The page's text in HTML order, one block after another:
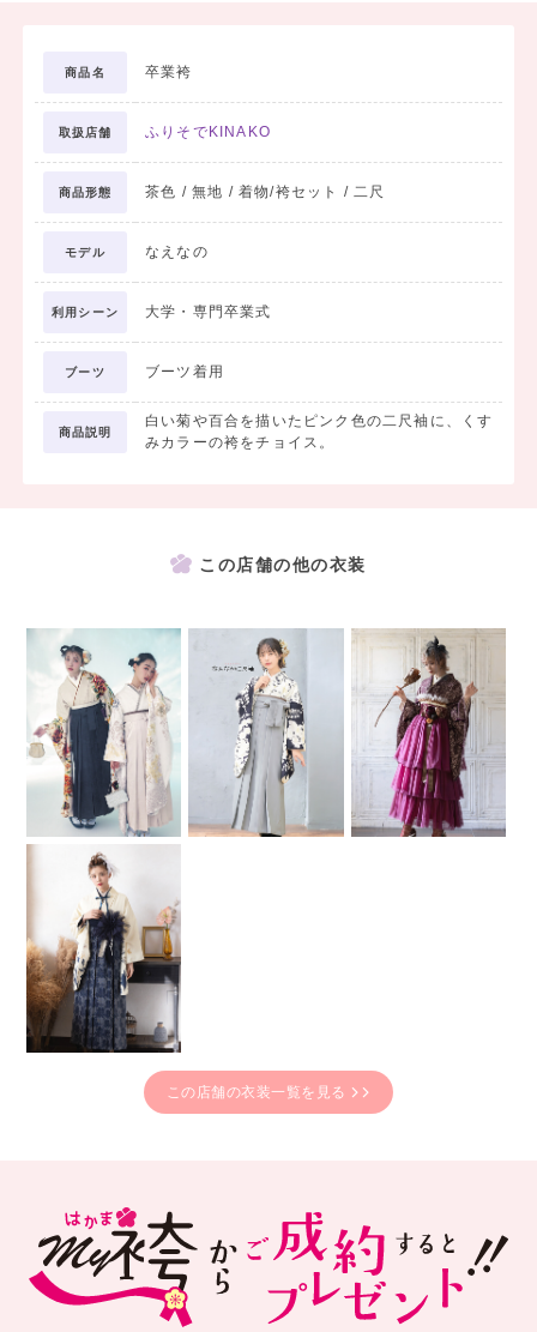
商品名 卒業袴
取扱店舗 ふりそでKINAKO
商品形態 茶色 / 無地 / 着物/袴セット / 二尺
モデル なえなの
利用シーン 大学・専門卒業式
ブーツ ブーツ着用
商品説明
白い菊や百合を描いたピンク色の二尺袖に、くす
みカラーの袴をチョイス。
この店舗の他の衣装
この店舗の衣装一覧を見る